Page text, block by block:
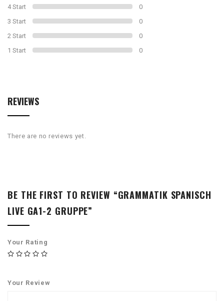
4 Start
0
3 Start
0
2 Start
0
1 Start
0
REVIEWS
There are no reviews yet.
BE THE FIRST TO REVIEW “GRAMMATIK SPANISCH
LIVE GA1-2 GRUPPE”
Your Rating
Your Review